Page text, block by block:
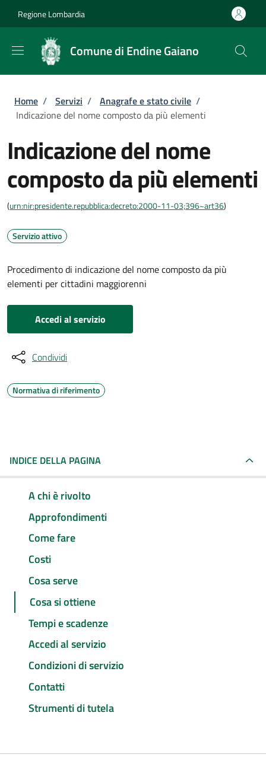
Regione Lombardia
Comune di Endine Gaiano
Briciole di pane
Home / Servizi / Anagrafe e stato civile /
Indicazione del nome composto da più elementi
Indicazione del nome
composto da più elementi
(urn:nir:presidente.repubblica:decreto:2000-11-03;396~art36)
Servizio attivo
Procedimento di indicazione del nome composto da più
elementi per cittadini maggiorenni
Accedi al servizio
Condividi
Normativa di riferimento
INDICE DELLA PAGINA
A chi è rivolto
Approfondimenti
Come fare
Costi
Cosa serve
Cosa si ottiene
Tempi e scadenze
Accedi al servizio
Condizioni di servizio
Contatti
Strumenti di tutela